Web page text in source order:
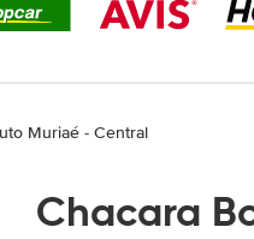
Muriaé - Central
Chacara